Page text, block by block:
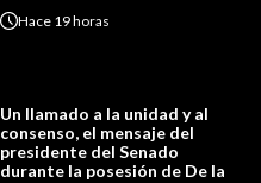
Hace 19 horas
Un llamado a la unidad y al
consenso, el mensaje del
presidente del Senado
durante la posesión de De la